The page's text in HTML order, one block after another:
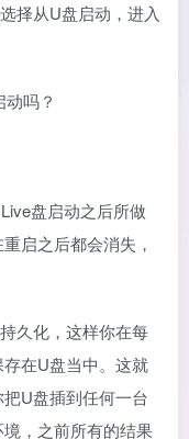
择从U盘启动，进入
吗？
盘启动之后所做
启之后都会消失，
久化，这样你在每
在U盘当中。这就
U盘插到任何一台
，之前所有的结果